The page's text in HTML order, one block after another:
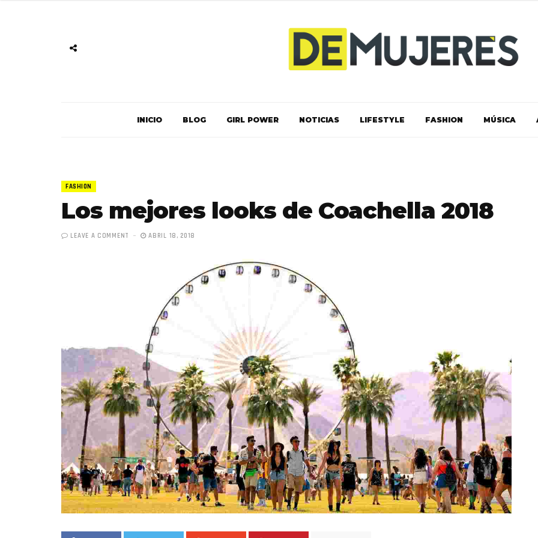
INICIO BLOG GIRL POWER NOTICIAS LIFESTYLE FASHION MÚSICA
FASHION
Los mejores looks de Coachella 2018
LEAVE A COMMENT ABRIL 18, 2018
«Bonitas», el nuevo
sencillo de Hendrix y
Totó la Momposina: el
adiós a la gran
cantadora que llevó las
raíces colombianas al
mundo a través de su
música